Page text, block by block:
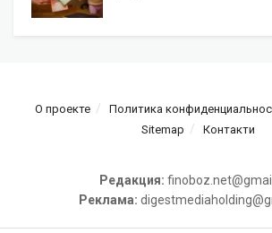
О проекте Политика
Sitemap
Контакти
Редакция:
Реклама: